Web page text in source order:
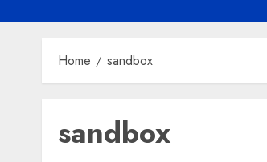
Home sandbox
sandbox